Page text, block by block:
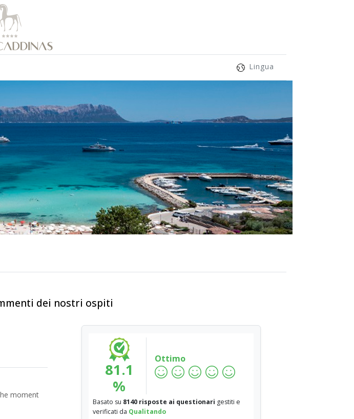
Lingua
dei nostri ospiti
moment
81.1
%
Ottimo
Basato su 8140 risposte ai questionari gestiti e
verificati da Qualitando